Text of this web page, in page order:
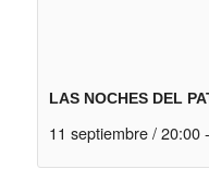
LAS NOCHES DEL
11 septiembre / 20:00 -